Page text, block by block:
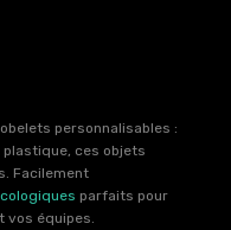
personnalisables :
ces objets
Facilement
parfaits pour
équipes.